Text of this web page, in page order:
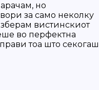
но
за само неколку
вистинскиот
во перфектна
тоа што секогаш